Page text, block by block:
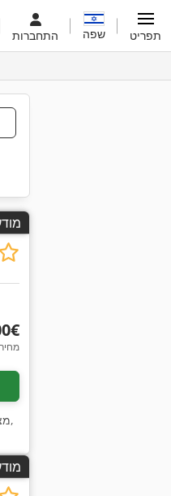
התחברות שפה תפריט
בקש תמונות
‏44,400 ‏€
,